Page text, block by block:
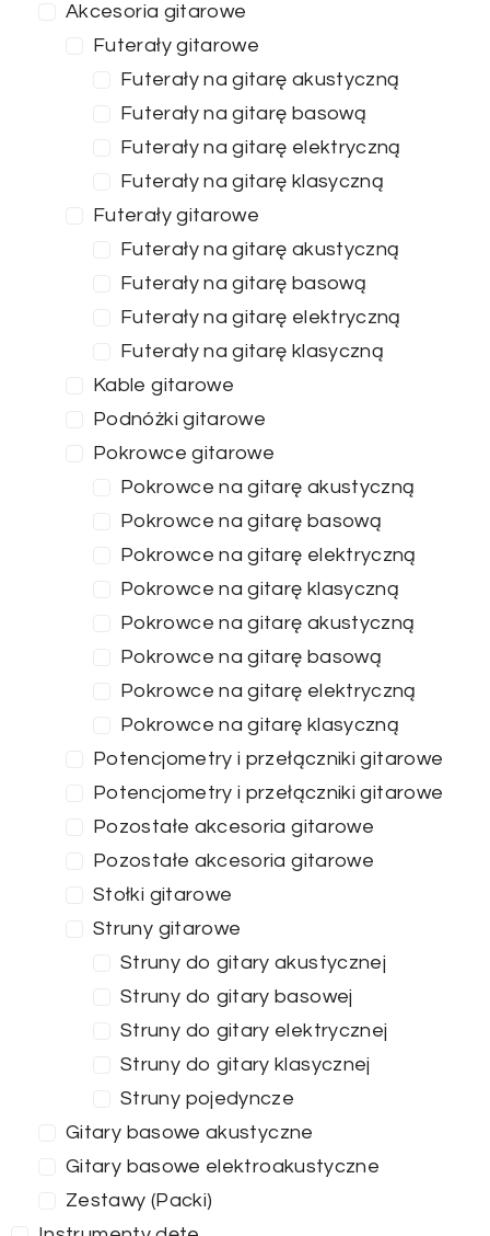
Akcesoria gitarowe
Futerały gitarowe
Futerały na gitarę akustyczną
Futerały na gitarę basową
Futerały na gitarę elektryczną
Futerały na gitarę klasyczną
Futerały gitarowe
Futerały na gitarę akustyczną
Futerały na gitarę basową
Futerały na gitarę elektryczną
Futerały na gitarę klasyczną
Kable gitarowe
Podnóżki gitarowe
Pokrowce gitarowe
Pokrowce na gitarę akustyczną
Pokrowce na gitarę basową
Pokrowce na gitarę elektryczną
Pokrowce na gitarę klasyczną
Pokrowce na gitarę akustyczną
Pokrowce na gitarę basową
Pokrowce na gitarę elektryczną
Pokrowce na gitarę klasyczną
Potencjometry i przełączniki gitarowe
Potencjometry i przełączniki gitarowe
Pozostałe akcesoria gitarowe
Pozostałe akcesoria gitarowe
Stołki gitarowe
Struny gitarowe
Struny do gitary akustycznej
Struny do gitary basowej
Struny do gitary elektrycznej
Struny do gitary klasycznej
Struny pojedyncze
Gitary basowe akustyczne
Gitary basowe elektroakustyczne
Zestawy (Packi)